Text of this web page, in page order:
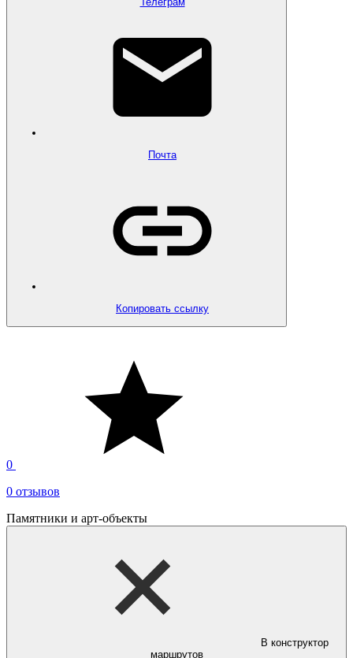
Почта
Копировать ссылку
0
0 отзывов
Памятники и арт-объекты
В конструктор
маршрутов